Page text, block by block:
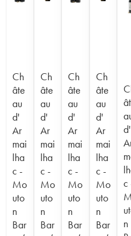
Ch
âte
au
d'
Ar
mai
lha
c -
Mo
uto
n
Bar
Ch
âte
au
d'
Ar
mai
lha
c -
Mo
uto
n
Bar
Ch
âte
au
d'
Ar
mai
lha
c -
Mo
uto
n
Bar
Ch
âte
au
d'
Ar
mai
lha
c -
Mo
uto
n
Bar
d'
c
n